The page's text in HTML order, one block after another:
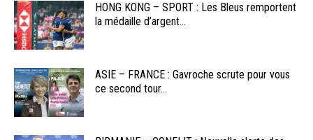
HONG KONG – SPORT : Les Bleus remportent
la médaille d’argent...
ASIE – FRANCE : Gavroche scrute pour vous
ce second tour...